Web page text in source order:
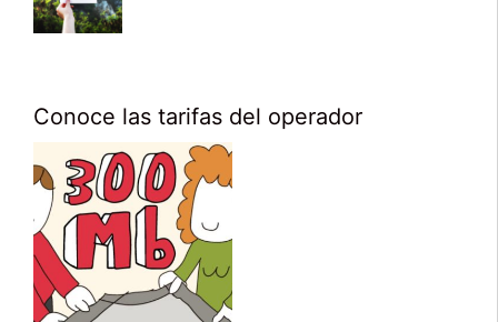
Conoce las tarifas del operador